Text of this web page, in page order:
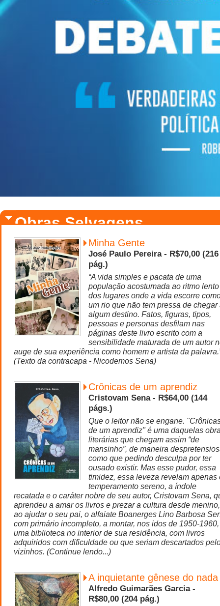
Obras Selvagens
Minha Gente
José Paulo Pereira - R$70,00 (216
pág.)
“A vida simples e pacata de uma
população acostumada ao ritmo lento
dos lugares onde a vida escorre
um rio que não tem pressa de chegar
algum destino. Fatos, figuras, tipos,
pessoas e personas desfilam nas
páginas deste livro escrito com a
sensibilidade maturada de um autor
auge de sua experiência como homem e artista da
(Texto da contracapa - Nicodemos Sena)
Crônicas de um aprendiz
Cristovam Sena - R$64,00 (144
págs.)
Que o leitor não se engane.
de um aprendiz" é uma daquelas
literárias que chegam assim “de
mansinho”, de maneira
como que pedindo desculpa por ter
ousado existir. Mas esse pudor, essa
timidez, essa leveza revelam apenas
temperamento sereno, a índole
recatada e o caráter nobre de seu autor, Cristovam Sena,
aprendeu a amar os livros e prezar a cultura desde menino,
ao ajudar o seu pai, o alfaiate Boanerges Lino Barbosa
com primário incompleto, a montar, nos idos de 1950-1960,
uma biblioteca no interior de sua residência, com livros
adquiridos com dificuldade ou que seriam descartados
vizinhos. (Continue lendo...)
A inquietante gênese do nada
Alfredo Guimarães Garcia -
R$80,00 (204 pág.)